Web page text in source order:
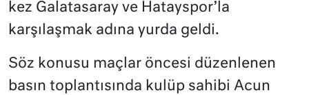
kez Galatasaray ve Hatayspor’la
karşılaşmak adına yurda geldi.
Söz konusu maçlar öncesi düzenlenen
basın toplantısında kulüp sahibi Acun